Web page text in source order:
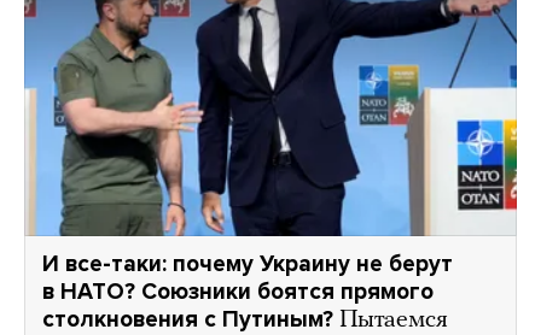
И все-таки: почему Украину не берут
в НАТО? Союзники боятся прямого
столкновения с Путиным? Пытаемся